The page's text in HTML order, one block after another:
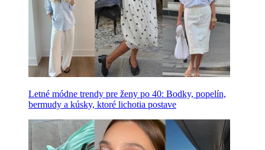
Letné módne trendy pre ženy po 40: Bodky, popelín,
bermudy a kúsky, ktoré lichotia postave